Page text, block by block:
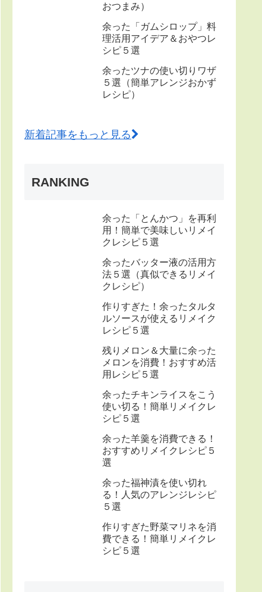
おつまみ）
余った「ガムシロップ」料
理活用アイデア＆おやつレ
シピ５選
余ったツナの使い切りワザ
５選（簡単アレンジおかず
レシピ）
新着記事をもっと見る
RANKING
余った「とんかつ」を再利
用！簡単で美味しいリメイ
クレシピ５選
余ったバッター液の活用方
法５選（真似できるリメイ
クレシピ）
作りすぎた！余ったタルタ
ルソースが使えるリメイク
レシピ５選
残りメロン＆大量に余った
メロンを消費！おすすめ活
用レシピ５選
余ったチキンライスをこう
使い切る！簡単リメイクレ
シピ５選
余った羊羹を消費できる！
おすすめリメイクレシピ５
選
余った福神漬を使い切れ
る！人気のアレンジレシピ
５選
作りすぎた野菜マリネを消
費できる！簡単リメイクレ
シピ５選